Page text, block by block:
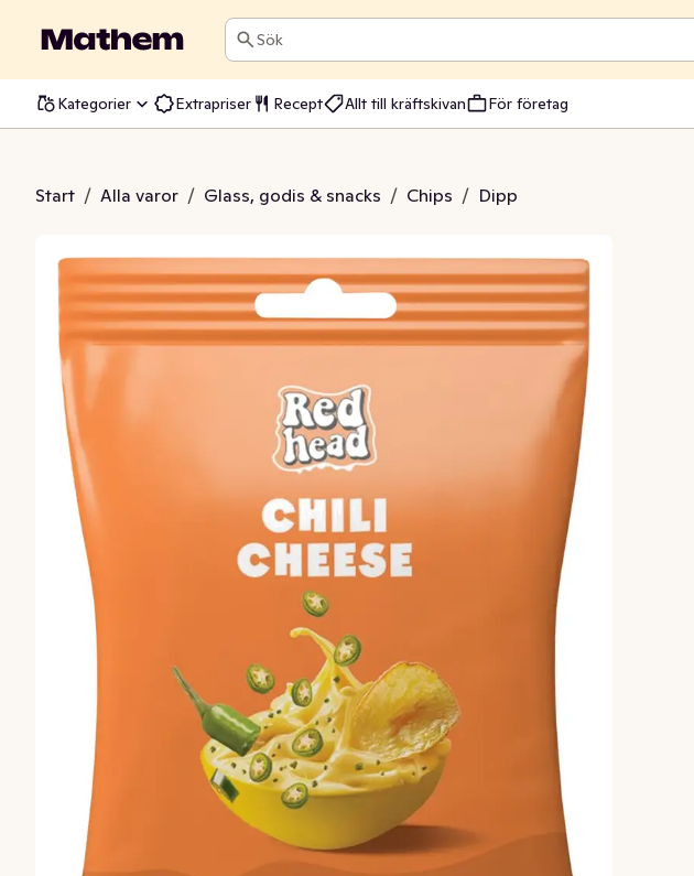
Sök
Kategorier Extrapriser Recept Allt till kräftskivan För företag
Start / Alla varor / Glass, godis & snacks / Chips / Dipp
Chili Cheese